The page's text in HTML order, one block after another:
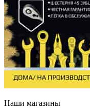
Наши магазины